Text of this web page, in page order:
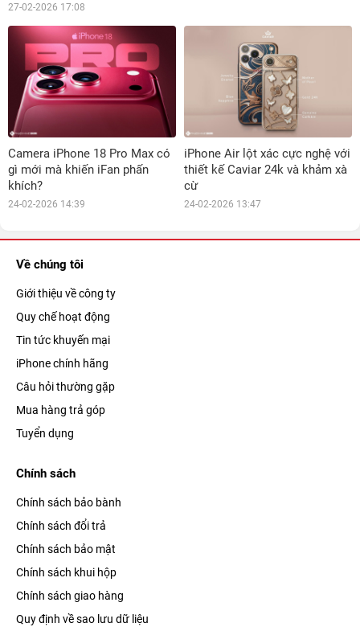
27-02-2026 17:08
Camera iPhone 18 Pro Max có
gì mới mà khiến iFan phấn
khích?
24-02-2026 14:39
iPhone Air lột xác cực nghệ với
thiết kế Caviar 24k và khảm xà
cừ
24-02-2026 13:47
Về chúng tôi
Giới thiệu về công ty
Quy chế hoạt động
Tin tức khuyến mại
iPhone chính hãng
Câu hỏi thường gặp
Mua hàng trả góp
Tuyển dụng
Chính sách
Chính sách bảo bành
Chính sách đổi trả
Chính sách bảo mật
Chính sách khui hộp
Chính sách giao hàng
Quy định về sao lưu dữ liệu